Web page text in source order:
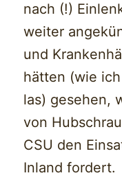
nach (!)
weiter
und
hätten (wie
las) gesehen,
von
CSU den
Inland fordert.